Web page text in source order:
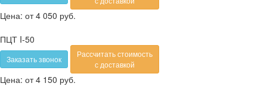
Цена: от 4 050 руб.
ПЦТ I-50
Заказать звонок
Рассчитать стоимость
с доставкой
Цена: от 4 150 руб.